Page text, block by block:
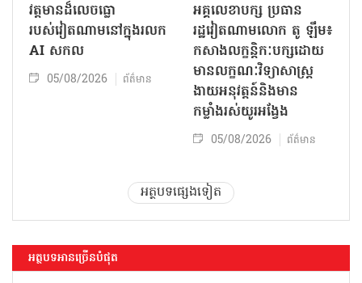
វត្តមានដ៏លេចធ្លោ
របស់វៀតណាមនៅក្នុងរលក
AI សកល
05/08/2026 ព័ត៌មាន
អគ្គលេខាបក្ស ប្រធាន
រដ្ឋវៀតណាមលោក តូ ឡឹម៖
កសាងលក្ខន្តិកៈបក្សដោយ
មានលក្ខណៈវិទ្យាសាស្ត្រ
ងាយអនុវត្តន៍និងមាន
កម្លាំងរស់យូរអង្វែង
05/08/2026 ព័ត៌មាន
អត្ថបទផ្សេងទៀត
អត្ថបទអានច្រើនបំផុត